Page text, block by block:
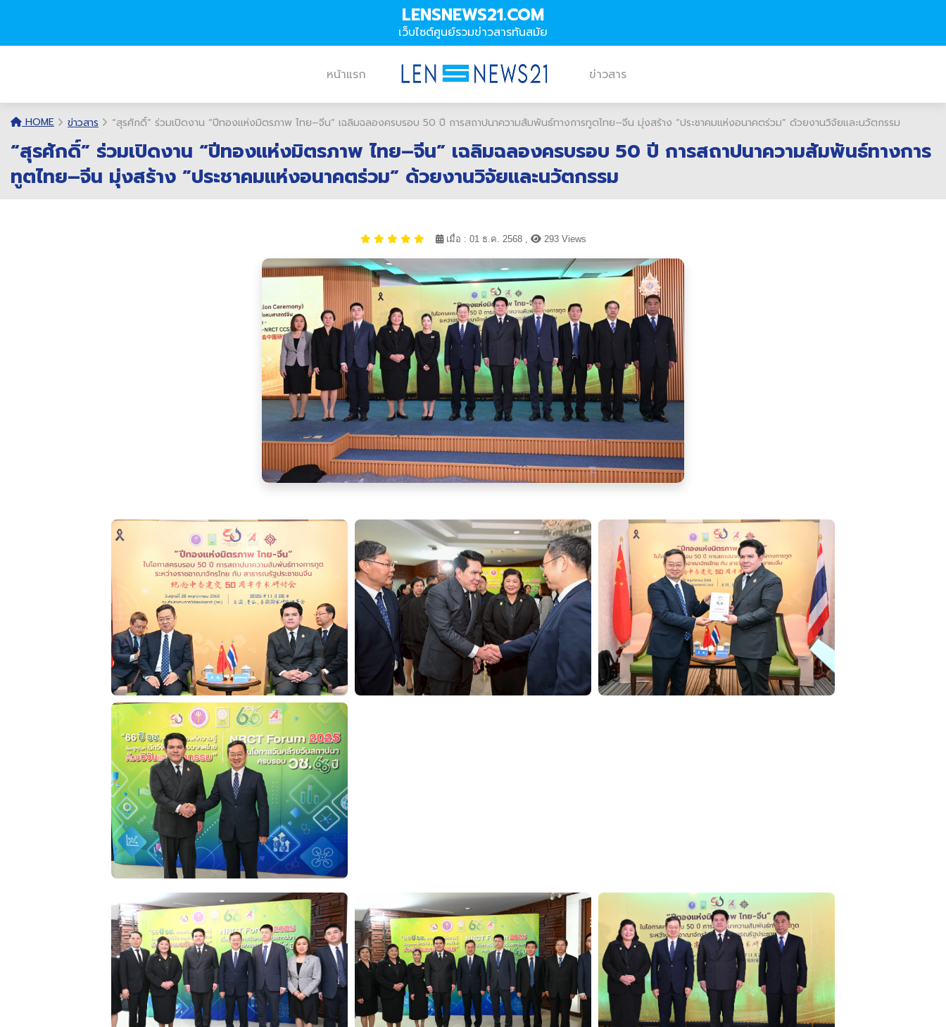
LENSNEWS21.COM
เว็บไซต์ศูนย์รวมข่าวสารทันสมัย
หน้าแรก ข่าวสาร
HOME ข่าวสาร “สุรศักดิ์” ร่วมเปิดงาน “ปีทองแห่งมิตรภาพ ไทย–จีน” เฉลิมฉลองครบรอบ 50 ปี การสถาปนาความสัมพันธ์ทางการทูตไทย–จีน มุ่งสร้าง ”ประชาคมแห่งอนาคตร่วม” ด้วยงานวิจัยและนวัตกรรม
“สุรศักดิ์” ร่วมเปิดงาน “ปีทองแห่งมิตรภาพ ไทย–จีน” เฉลิมฉลองครบรอบ 50 ปี การสถาปนาความสัมพันธ์ทางการ
ทูตไทย–จีน มุ่งสร้าง ”ประชาคมแห่งอนาคตร่วม” ด้วยงานวิจัยและนวัตกรรม
เมื่อ : 01 ธ.ค. 2568 , 293 Views